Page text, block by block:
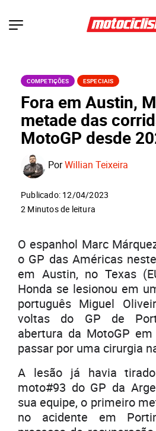
COMPETIÇÕES ESPECIAIS
Fora em Austin,
metade das
MotoGP desde
PorWillian Teixeira
Publicado: 12/04/2023
2 Minutos de leitura
O espanhol Marc
o GP das Américas
em Austin, no Texas
Honda se lesionou em
português Miguel
voltas do GP de
abertura da MotoGP
passar por uma cirurgia
A lesão já havia
moto#93 do GP da
sua equipe, o primeiro
no acidente em